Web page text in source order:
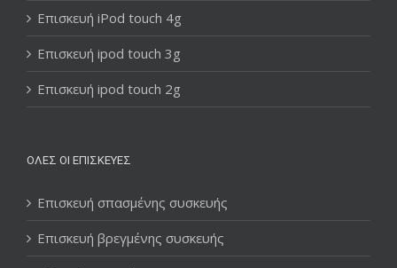
Επισκευή iPod touch 4g
Επισκευή ipod touch 3g
Επισκευή ipod touch 2g
ΌΛΕΣ ΟΙ ΕΠΙΣΚΕΥΈΣ
Επισκευή σπασμένης συσκευής
Επισκευή βρεγμένης συσκευής